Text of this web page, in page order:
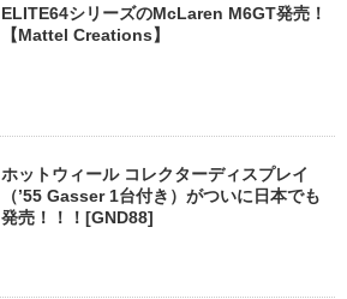
ELITE64シリーズのMcLaren M6GT発売！
【Mattel Creations】
ホットウィール コレクターディスプレイ
（’55 Gasser 1台付き）がついに日本でも
発売！！！[GND88]